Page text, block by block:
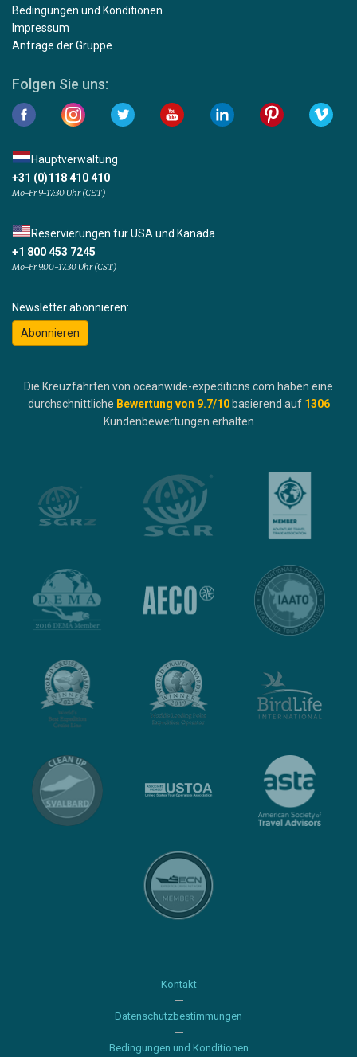
Bedingungen und Konditionen
Impressum
Anfrage der Gruppe
Folgen Sie uns:
Hauptverwaltung
+31 (0)118 410 410
Mo-Fr 9-17:30 Uhr (CET)
Reservierungen für USA und Kanada
+1 800 453 7245
Mo-Fr 9.00-17.30 Uhr (CST)
Newsletter abonnieren:
Abonnieren
Die Kreuzfahrten von oceanwide-expeditions.com haben eine
durchschnittliche Bewertung von 9.7/10 basierend auf 1306
Kundenbewertungen erhalten
Kontakt
Datenschutzbestimmungen
Bedingungen und Konditionen